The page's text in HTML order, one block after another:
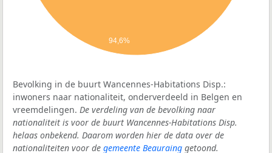
94,6%
Bevolking in de buurt Wancennes-Habitations Disp.:
inwoners naar nationaliteit, onderverdeeld in Belgen en
vreemdelingen. De verdeling van de bevolking naar
nationaliteit is voor de buurt Wancennes-Habitations Disp.
helaas onbekend. Daarom worden hier de data over de
nationaliteiten voor de gemeente Beauraing getoond.